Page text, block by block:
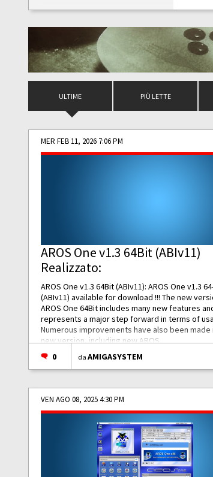
ULTIME PIÙ LETTE
MER FEB 11, 2026 7:06 PM
AROS One v1.3 64Bit (ABIv11)
Realizzato:
AROS One v1.3 64Bit (ABIv11): AROS One v1.3
(ABIv11) available for download !!! The new
AROS One 64Bit includes many new features
represents a major step forward in terms of
Numerous improvements have also been made
new version, including new AROS...
0
daAMIGASYSTEM
VEN AGO 08, 2025 4:30 PM